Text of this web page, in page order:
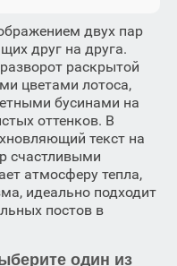
двух пар
друг на друга.
раскрытой
цветами лотоса,
бусинами на
оттенков. В
текст на
счастливыми
атмосферу тепла,
идеально подходит
постов в
один из